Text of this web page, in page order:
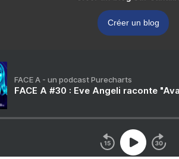
Créer un blog
FACE A - un podcast Purecharts
FACE A #30 : Eve Angeli raconte